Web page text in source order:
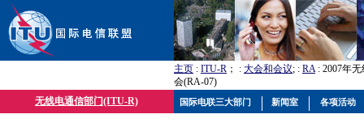
主页 : ITU-R ； : 大会和会议; : RA: 2007年
会(RA-07)
无线电通信部门(ITU-R)
国际电联三大部门 新闻室 各项活动